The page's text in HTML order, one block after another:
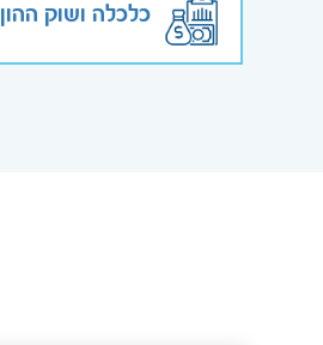
כלכלה ושוק ההון